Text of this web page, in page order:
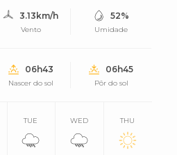
3.13km/h
Vento
52%
Umidade
06h43
Nascer do sol
06h45
Pôr do sol
TUE WED THU